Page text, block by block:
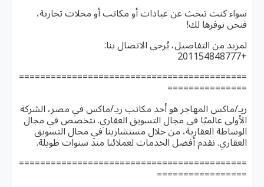
سواء كنت تبحث عن عيادات أو مكاتب أو محلات تجارية،
فنحن نوفرها لك!
لمزيد من التفاصيل، يُرجى الاتصال بنا:
+201154848777
===========================================
===============
ريـ/ماكس المهاجر هو أحد مكاتب ريـ/ماكس في مصر، الشركة
الأولى عالميًا في مجال التسويق العقاري. نتخصص في مجال
الوساطة العقارية، من خلال مستشارينا في مجال التسويق
العقاري. نقدم أفضل الخدمات لعملائنا منذ سنوات طويلة.
===========================================
=================